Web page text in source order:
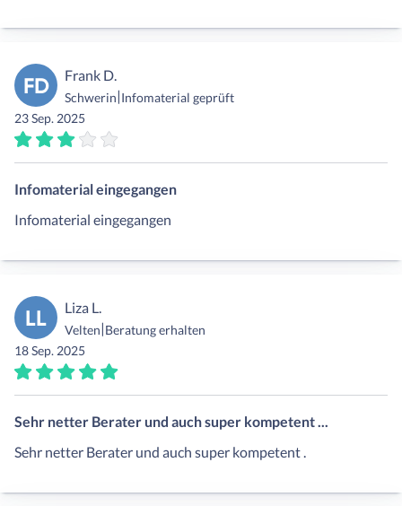
FD Frank D.
Schwerin|Infomaterial geprüft
23 Sep. 2025
Infomaterial eingegangen
Infomaterial eingegangen
LL Liza L.
Velten|Beratung erhalten
18 Sep. 2025
Sehr netter Berater und auch super kompetent ...
Sehr netter Berater und auch super kompetent .